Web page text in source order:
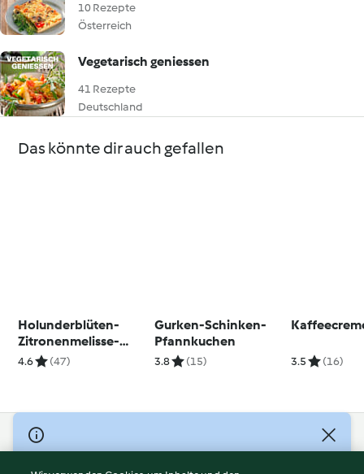
10 Rezepte
Österreich
Vegetarisch geniessen
41 Rezepte
Deutschland
Das könnte dir auch gefallen
Holunderblüten-
Zitronenmelisse-
Punsch
4.6 (47)
Gurken-Schinken-
Pfannkuchen
3.8 (15) 3.5 (16)
© Copyright 2026